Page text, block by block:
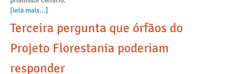
[leia mais...]
Terceira pergunta que órfãos do
Projeto Florestania poderiam
responder